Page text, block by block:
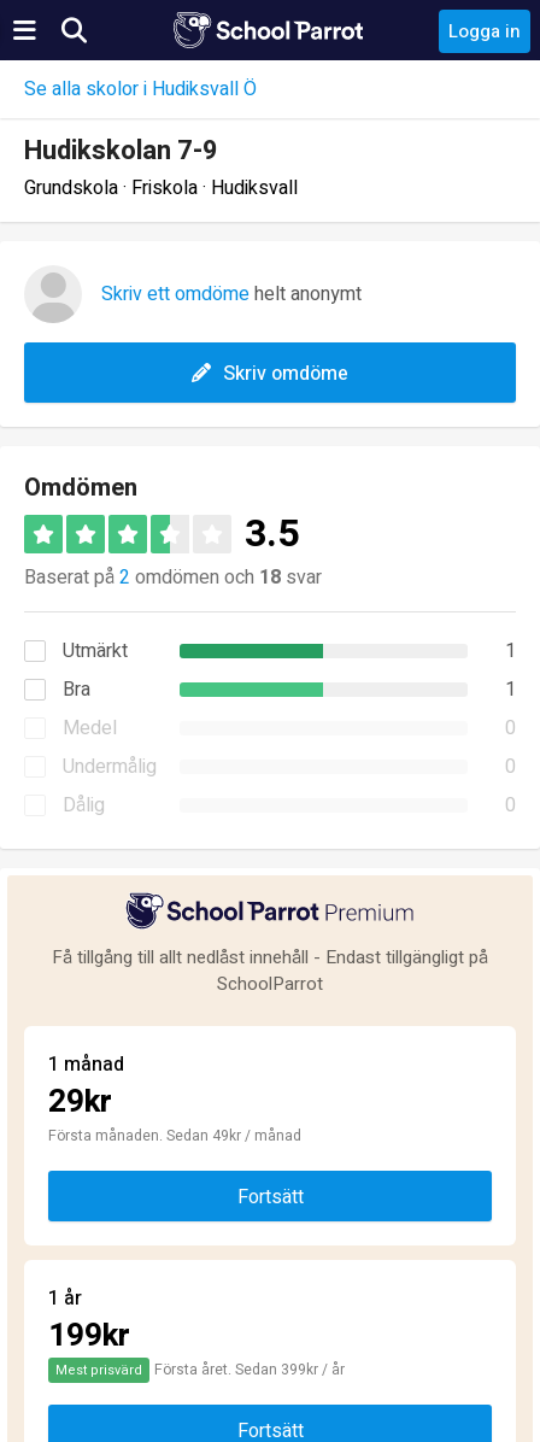
Logga in
Se alla skolor i Hudiksvall Ö
Hudikskolan 7-9
Grundskola · Friskola · Hudiksvall
Skriv ett omdömehelt anonymt
Skriv omdöme
Omdömen
3.5
Baserat på2 omdömen och 18 svar
Utmärkt
1
Bra
1
Medel
0
Undermålig
0
Dålig
0
Få tillgång till allt nedlåst innehåll - Endast tillgängligt på
SchoolParrot
1 månad
29kr
Första månaden. Sedan 49kr / månad
Fortsätt
1 år
199kr
Mest prisvärd Första året. Sedan 399kr / år
Fortsätt